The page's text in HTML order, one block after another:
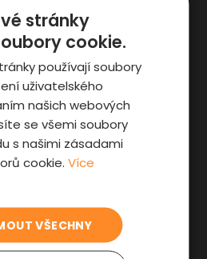
Zajímavosti
Kupní smlouva na auto
Jak registrovat auto
Sleva pro IZS
stránky
cookie.
používají soubory
uživatelského
našich webových
se všemi soubory
s našimi zásadami
cookie.Více
VŠECHNY